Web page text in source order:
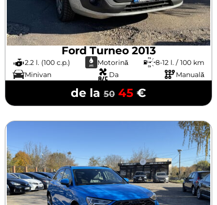
Ford Turneo 2013
2.2 l. (100 c.p.) Motorină
8-12 l. / 100 km
Minivan
Da Manuală
de la 50 45 €